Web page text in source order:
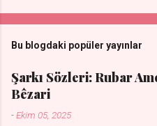
Bu blogdaki popüler yayınlar
Şarkı Sözleri: Rubar
Bêzari
-Ekim 05, 2025